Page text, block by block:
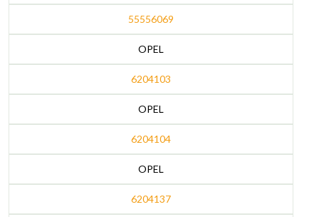
55556069
OPEL
6204103
OPEL
6204104
OPEL
6204137